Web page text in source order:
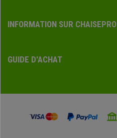
INFORMATION SUR CHAISEPRO
GUIDE D'ACHAT